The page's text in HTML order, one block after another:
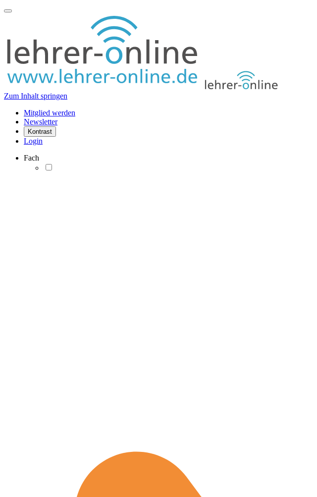
Zum Inhalt springen
Mitglied werden
Newsletter
Kontrast
Login
Fach